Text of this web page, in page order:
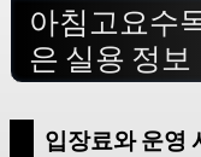
아침고요수
은 실용 정보
입장료와 운영